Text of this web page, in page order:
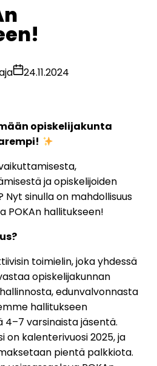
24.11.2024
opiskelijakunta
ja opiskelijoiden
Nyt sinulla on mahdollisuus
POKAn hallitukseen!
toimielin, joka yhdessä
opiskelijakunnan
edunvalvonnasta
hallitukseen
4–7 varsinaista jäsentä.
on kalenterivuosi 2025, ja
pientä palkkiota.